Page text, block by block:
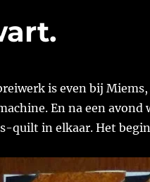
is even bij
En na een
quilt in elkaar. Het